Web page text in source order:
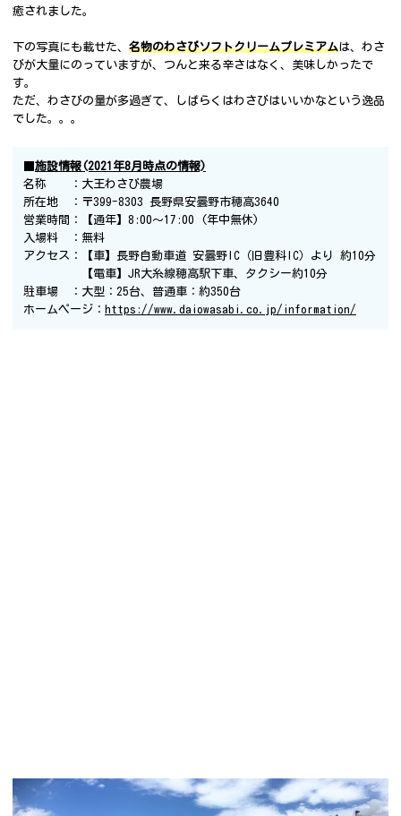
癒されました。
下の写真にも載せた、 名物のわさびソフトクリームプレミアムは、わさ
びが大量にのっていますが、つんと来る辛さはなく、美味しかったで
す。
ただ、わさびの量が多過ぎて、しばらくはわさびはいいかなという逸品
でした。。。
施設情報(2021年8月時点の情報)
名称 ：大王わさび農場
所在地 ：〒399-8303 長野県安曇野市穂高3640
営業時間：【通年】8:00〜17:00 (年中無休)
入場料 ：無料
アクセス：【車】長野自動車道 安曇野IC（旧豊科IC）より 約10分
【電車】JR大糸線穂高駅下車、タクシー約10分
駐車場 ：大型：25台、普通車：約350台
ホームページ： https://www.daiowasabi.co.jp/information/